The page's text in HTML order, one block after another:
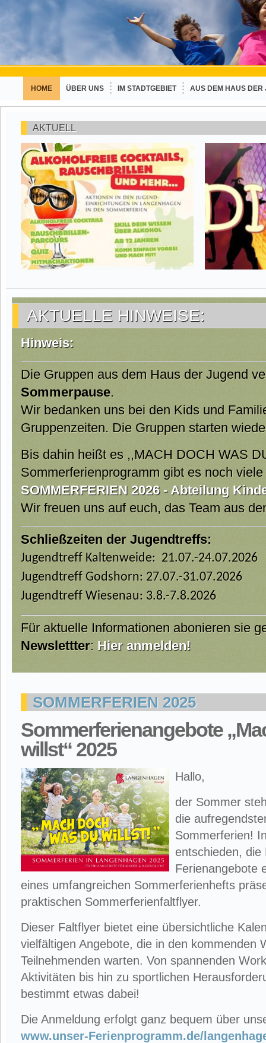
HOME ÜBER UNS IM STADTGEBIET AUS DEM HAUS DER
AKTUELL
AKTUELLE HINWEISE:
Hinweis:
Die Gruppen aus dem Haus der Jugend
Sommerpause.
Wir bedanken uns bei den Kids und
Gruppenzeiten. Die Gruppen starten
Bis dahin heißt es ,,MACH DOCH WAS
Sommerferienprogramm gibt es noch
SOMMERFERIEN 2026 - Abteilung
Wir freuen uns auf euch, das Team aus
Schließzeiten der Jugendtreffs:
Jugendtreff Kaltenweide: 21.07.-24.07.2026
Jugendtreff Godshorn: 27.07.-31.07.2026
Jugendtreff Wiesenau: 3.8.-7.8.2026
Für aktuelle Informationen abonieren sie
Newslettter: Hier anmelden!
SOMMERFERIEN 2025
Sommerferienangebote
willst“ 2025
Hallo,
der Sommer
die
Sommerferien!
entschieden,
Ferienangebote
eines umfangreichen Sommerferienhefts
praktischen Sommerferienfaltflyer.
Dieser Faltflyer bietet eine übersichtliche
vielfältigen Angebote, die in den kommenden
Teilnehmenden warten. Von spannenden
Aktivitäten bis hin zu sportlichen
bestimmt etwas dabei!
Die Anmeldung erfolgt ganz bequem über
www.unser-Ferienprogramm.de/